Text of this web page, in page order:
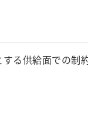
る供給面での制